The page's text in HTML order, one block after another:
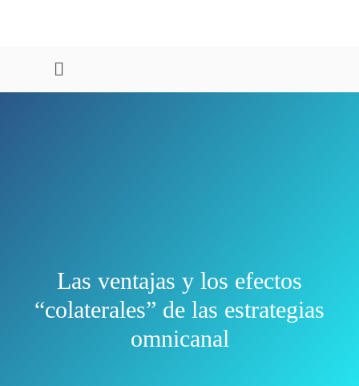
Las ventajas y los efectos
“colaterales” de las estrategias
omnicanal